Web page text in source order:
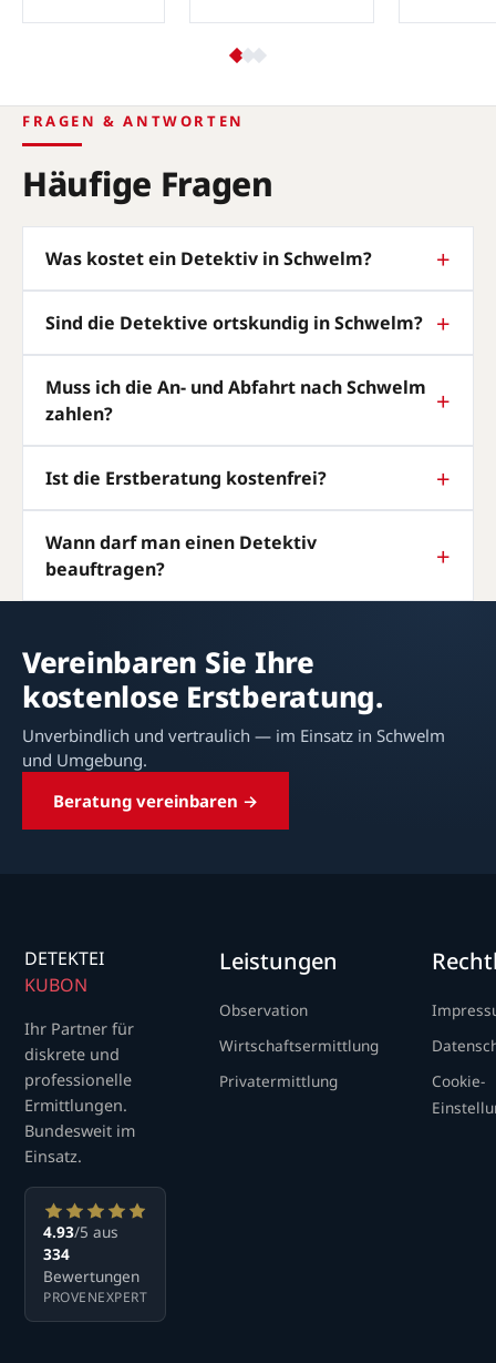
FRAGEN & ANTWORTEN
Häufige Fragen
Was kostet ein Detektiv in Schwelm?
Sind die Detektive ortskundig in Schwelm?
Muss ich die An- und Abfahrt nach Schwelm
zahlen?
Ist die Erstberatung kostenfrei?
Wann darf man einen Detektiv
beauftragen?
Vereinbaren Sie Ihre
kostenlose Erstberatung.
Unverbindlich und vertraulich — im Einsatz in Schwelm
und Umgebung.
Beratung vereinbaren →
DETEKTEI
KUBON
Ihr Partner für
diskrete und
professionelle
Ermittlungen.
Bundesweit im
Einsatz.
4.93/5 aus
334
Bewertungen
PROVENEXPERT
Leistungen
Observation
Wirtschaftsermittlung
Privatermittlung
Cookie-